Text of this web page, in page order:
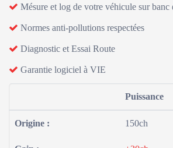
Mésure et log de votre véhicule sur banc
Normes anti-pollutions respectées
Diagnostic et Essai Route
Garantie logiciel à VIE
Puissance
Origine : 150ch